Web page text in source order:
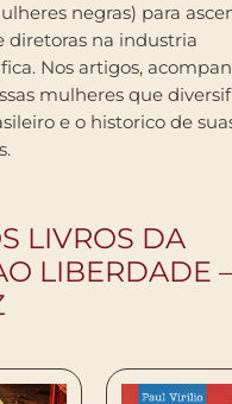
negras) para
diretoras na industria
Nos artigos,
mulheres que
e o historico de
LIVROS DA
LIBERDADE –